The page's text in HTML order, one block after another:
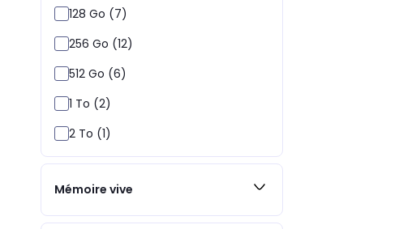
128 Go (7)
256 Go (12)
512 Go (6)
1 To (2)
2 To (1)
Mémoire vive